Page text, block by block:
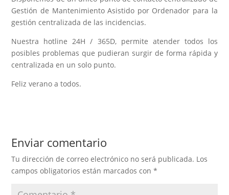
Gestión de Mantenimiento Asistido por Ordenador para la
gestión centralizada de las incidencias.
Nuestra hotline 24H / 365D, permite atender todos los
posibles problemas que pudieran surgir de forma rápida y
centralizada en un solo punto.
Feliz verano a todos.
Enviar comentario
Tu dirección de correo electrónico no será publicada. Los
campos obligatorios están marcados con*